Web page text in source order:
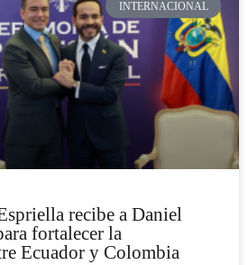
INTERNACIONAL
recibe a Daniel
fortalecer la
Ecuador y Colombia